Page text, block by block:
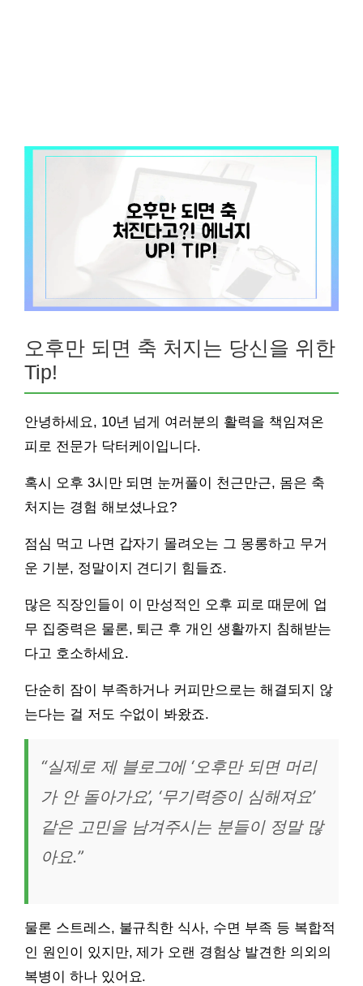
오후만 되면 축 처지는 당신을 위한
Tip!
안녕하세요, 10년 넘게 여러분의 활력을 책임져온
피로 전문가 닥터케이입니다.
혹시 오후 3시만 되면 눈꺼풀이 천근만근, 몸은 축
처지는 경험 해보셨나요?
점심 먹고 나면 갑자기 몰려오는 그 몽롱하고 무거
운 기분, 정말이지 견디기 힘들죠.
많은 직장인들이 이 만성적인 오후 피로 때문에 업
무 집중력은 물론, 퇴근 후 개인 생활까지 침해받는
다고 호소하세요.
단순히 잠이 부족하거나 커피만으로는 해결되지 않
는다는 걸 저도 수없이 봐왔죠.
“실제로 제 블로그에 ‘오후만 되면 머리
가 안 돌아가요’, ‘무기력증이 심해져요’
같은 고민을 남겨주시는 분들이 정말 많
아요.”
물론 스트레스, 불규칙한 식사, 수면 부족 등 복합적
인 원인이 있지만, 제가 오랜 경험상 발견한 의외의
복병이 하나 있어요.